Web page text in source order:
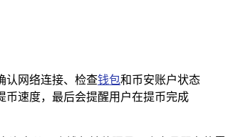
认网络连接、检查钱包和币安账户状态
币速度，最后会提醒用户在提币完成